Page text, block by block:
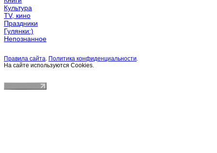
Культура
TV, кино
Праздники
Гулянки:)
Непознанное
Правила сайта. Политика конфиденциальности.
На сайте используются Cookies.